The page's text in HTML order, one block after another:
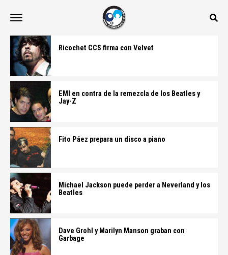
Ricochet CCS firma con Velvet
EMI en contra de la remezcla de los Beatles y
Jay-Z
Fito Páez prepara un disco a piano
Michael Jackson puede perder a Neverland y los
Beatles
Dave Grohl y Marilyn Manson graban con
Garbage